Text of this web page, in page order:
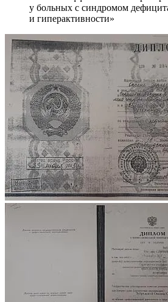
у больных с синдромом
и гиперактивности»